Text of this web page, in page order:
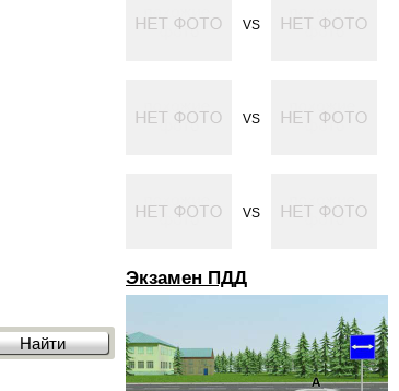
VS
VS
VS
Экзамен ПДД